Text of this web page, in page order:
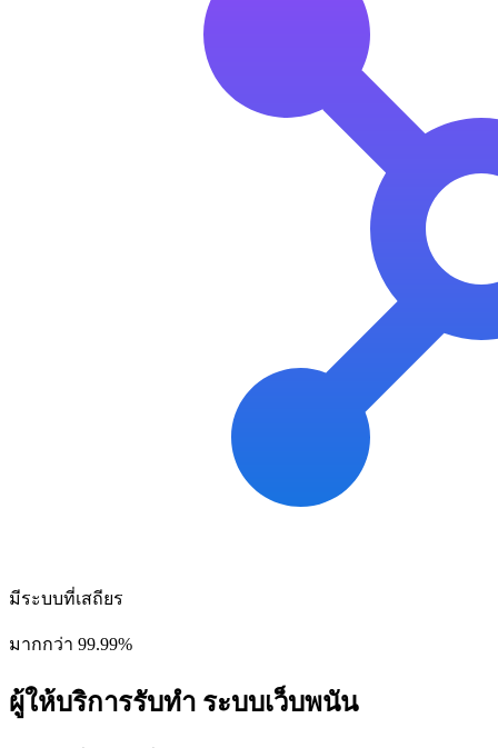
มีระบบที่เสถียร
มากกว่า 99.99%
ผู้ให้บริการรับทำ ระบบเว็บพนัน